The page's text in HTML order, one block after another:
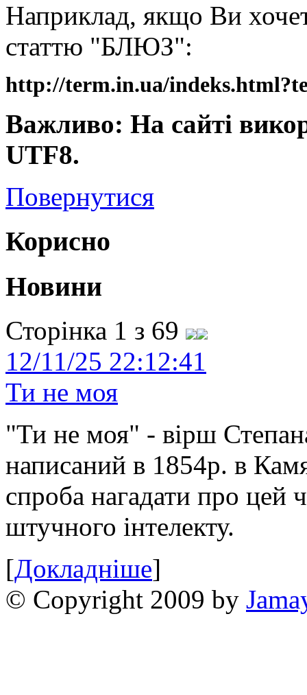
Наприклад, якщо Ви
статтю "БЛЮЗ":
http://term.in.ua/
Важливо: На сайті
UTF8.
Повернутися
Корисно
Новини
Сторінка 1 з 69
12/11/25 22:12:41
Ти не моя
"Ти не моя" - вірш
написаний в 1854р. в
спроба нагадати про цей
штучного інтелекту.
[Докладніше]
© Copyright 2009 by